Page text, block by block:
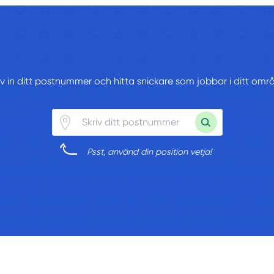
in ditt postnummer och hitta snickare som jobbar i ditt
Psst, använd din position vetja!